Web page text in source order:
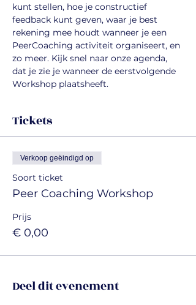
kunt stellen, hoe je constructief
feedback kunt geven, waar je best
rekening mee houdt wanneer je een
PeerCoaching activiteit organiseert, en
zo meer. Kijk snel naar onze agenda,
dat je zie je wanneer de eerstvolgende
Workshop plaatsheeft.
Tickets
Verkoop geëindigd op
Soort ticket
Peer Coaching Workshop
Prijs
€ 0,00
Deel dit evenement